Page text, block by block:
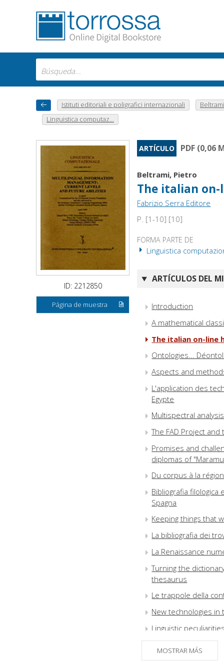
Istituti editoriali e poligrafici internazionali
Linguistica computaz...
ID: 2212850
Página de muestra
ARTÍCULO PDF (0,06
Beltrami, Pietro
The italian
Fabrizio Serra Editore
P. [1-10] [10]
FORMA PARTE DE
Linguistica
ARTÍCULOS DEL
Introduction
A mathematical
The italian on-line
Ontologies...
Aspects and
L'application des
Egypte
Multispectral
The FAD Project
Promises and
diplomas of
Du corpus à la
Bibliografia
Spagna
Keeping things that
La bibliografia dei
La Renaissance
Turning the
thesaurus
Le trappole della
New technologies in
Linguistic
On-line critical
Text technology and
MOSTRAR MÁS